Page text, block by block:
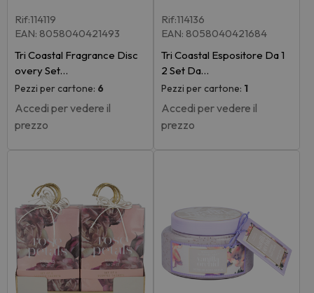
Rif:114119
EAN: 8058040421493
Tri Coastal Fragrance Disc
overy Set…
Pezzi per cartone: 6
Accedi per vedere il
prezzo
Rif:114136
EAN: 8058040421684
Tri Coastal Espositore Da 1
2 Set Da…
Pezzi per cartone: 1
Accedi per vedere il
prezzo